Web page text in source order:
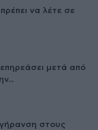
να λέτε σε
μετά από
γήρανση στους